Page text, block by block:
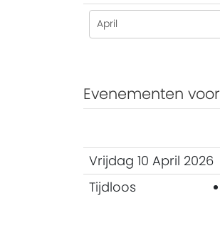
Evenementen voor
Vrijdag 10 April 2026
Tijdloos